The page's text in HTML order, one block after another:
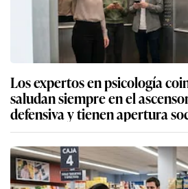
Los expertos en psicología
saludan siempre en el
defensiva y tienen apertura